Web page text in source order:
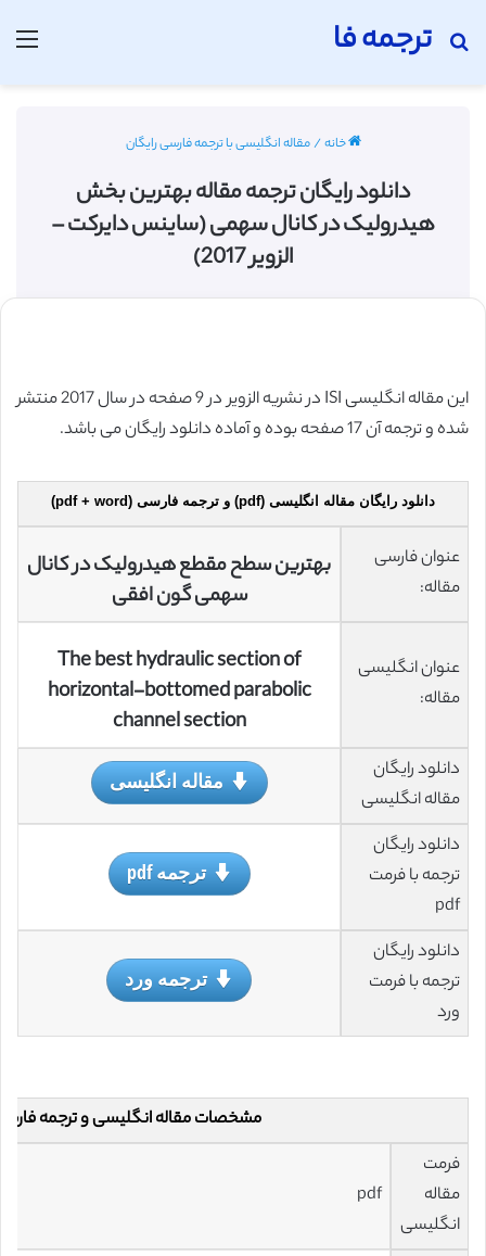
ترجمه فا
جستجو برای
خانه/مقاله انگلیسی با ترجمه فارسی رایگان
دانلود رایگان ترجمه مقاله بهترین بخش
هیدرولیک در کانال سهمی (ساینس دایرکت –
الزویر 2017)
این مقاله انگلیسی ISI در نشریه الزویر در 9 صفحه در سال 2017 منتشر
شده و ترجمه آن 17 صفحه بوده و آماده دانلود رایگان می باشد.
دانلود رایگان مقاله انگلیسی (pdf) و ترجمه فارسی (pdf + word)
عنوان فارسی
مقاله:
بهترین سطح مقطع هیدرولیک در کانال
سهمی گون افقی
عنوان انگلیسی
مقاله:
The best hydraulic section of
horizontal-bottomed parabolic
channel section
دانلود رایگان
مقاله انگلیسی
مقاله انگلیسی
دانلود رایگان
ترجمه با فرمت
pdf
ترجمه pdf
دانلود رایگان
ترجمه با فرمت
ورد
ترجمه ورد
مشخصات مقاله انگلیسی و ترجمه
فرمت
مقاله
انگلیسی
pdf